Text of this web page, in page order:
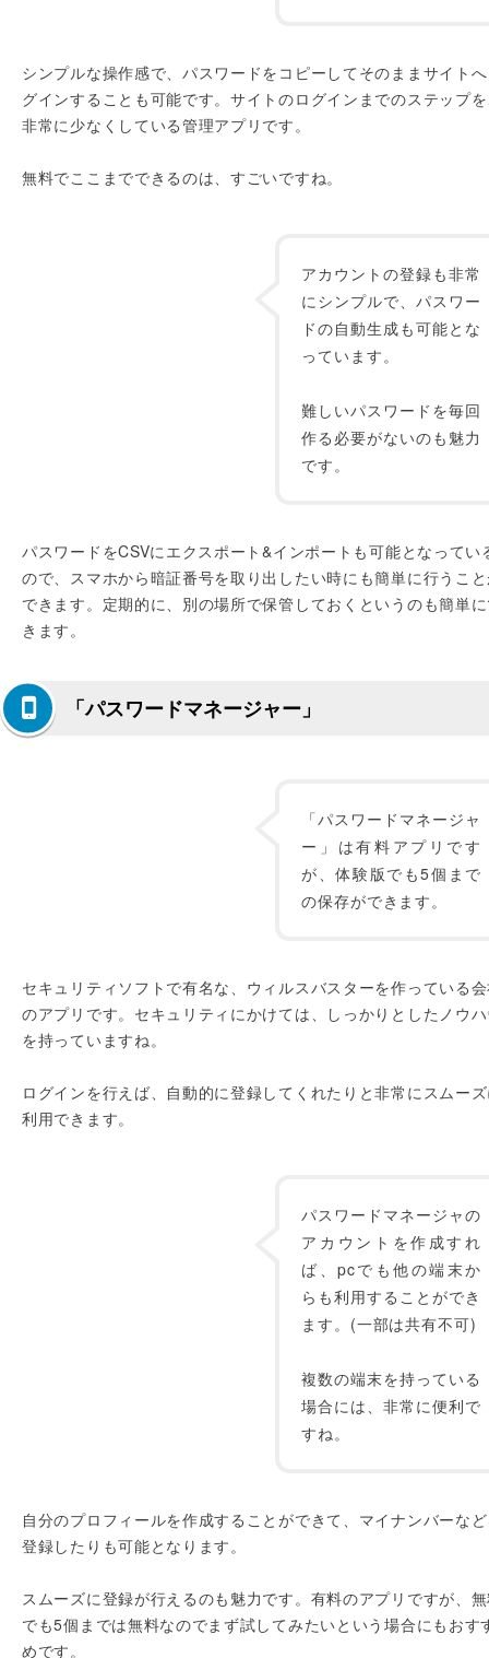
シンプルな操作感で、パスワードをコピーしてそのままサイト
グインすることも可能です。サイトのログインまでのステップ
非常に少なくしている管理アプリです。
無料でここまでできるのは、すごいですね。
アカウントの登録も非常
にシンプルで、パスワー
ドの自動生成も可能とな
っています。
難しいパスワードを毎回
作る必要がないのも魅力
です。
パスワードをCSVにエクスポート&インポートも可能となってい
ので、スマホから暗証番号を取り出したい時にも簡単に行うこ
できます。定期的に、別の場所で保管しておくというのも簡単
きます。
「パスワードマネージャー」
「パスワードマネージャ
ー」は有料アプリです
が、体験版でも5個まで
の保存ができます。
セキュリティソフトで有名な、ウィルスバスターを作っている
のアプリです。セキュリティにかけては、しっかりとしたノウ
を持っていますね。
ログインを行えば、自動的に登録してくれたりと非常にスムー
利用できます。
パスワードマネージャの
アカウントを作成すれ
ば、pcでも他の端末か
らも利用することができ
ます。(一部は共有不可)
複数の端末を持っている
場合には、非常に便利で
すね。
自分のプロフィールを作成することができて、マイナンバーな
登録したりも可能となります。
スムーズに登録が行えるのも魅力です。有料のアプリですが、
でも5個までは無料なのでまず試してみたいという場合にもおす
めです。